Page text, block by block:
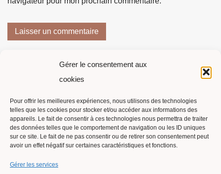
Gérer le consentement aux
cookies
Pour offrir les meilleures expériences, nous utilisons des technologies
telles que les cookies pour stocker et/ou accéder aux informations des
appareils. Le fait de consentir à ces technologies nous permettra de traiter
des données telles que le comportement de navigation ou les ID uniques
sur ce site. Le fait de ne pas consentir ou de retirer son consentement peut
avoir un effet négatif sur certaines caractéristiques et fonctions.
Gérer les services
Suivi de commande
Contact